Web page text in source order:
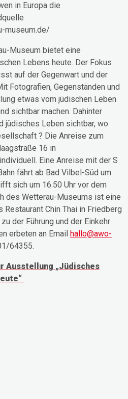
in Europa die
museum.de/
Museum bietet eine
Lebens heute. Der Fokus
auf der Gegenwart und der
Fotografien, Gegenständen und
etwas vom jüdischen Leben
sichtbar machen. Dahinter
jüdisches Leben sichtbar, wo
? Die Anreise zum
16 in
Eine Anreise mit der S
fährt ab Bad Vilbel-Süd um
sich um 16.50 Uhr vor dem
des Wetterau-Museums ist eine
Restaurant Chin Thai in Friedberg
der Führung und der Einkehr
erbeten an Email hallo@awo-
64355.
Ausstellung „Jüdisches